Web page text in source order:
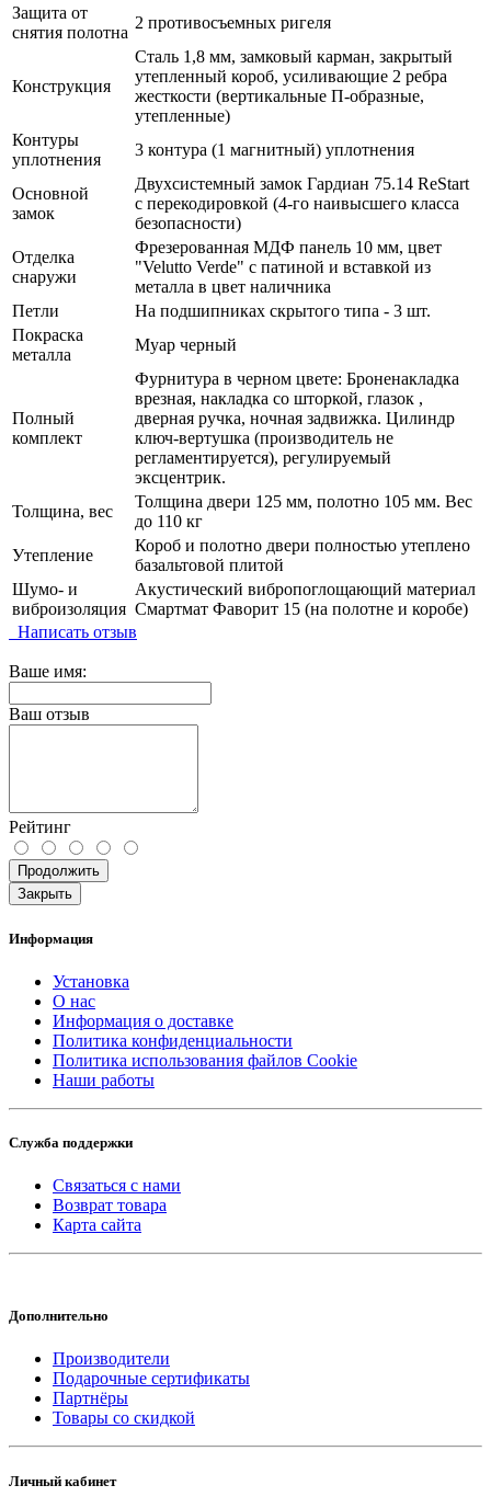
Защита от
снятия полотна
2 противосъемных ригеля
Конструкция
Сталь 1,8 мм, замковый карман, закрытый
утепленный короб, усиливающие 2 ребра
жесткости (вертикальные П-образные,
утепленные)
Контуры
уплотнения
3 контура (1 магнитный) уплотнения
Основной
замок
Двухсистемный замок Гардиан 75.14 ReStart
с перекодировкой (4-го наивысшего класса
безопасности)
Отделка
снаружи
Фрезерованная МДФ панель 10 мм, цвет
"Velutto Verde" с патиной и вставкой из
металла в цвет наличника
Петли
На подшипниках скрытого типа - 3 шт.
Покраска
металла
Муар черный
Полный
комплект
Фурнитура в черном цвете: Броненакладка
врезная, накладка со шторкой, глазок ,
дверная ручка, ночная задвижка. Цилиндр
ключ-вертушка (производитель не
регламентируется), регулируемый
эксцентрик.
Толщина, вес
Толщина двери 125 мм, полотно 105 мм. Вес
до 110 кг
Утепление
Короб и полотно двери полностью утеплено
базальтовой плитой
Шумо- и
виброизоляция
Акустический вибропоглощающий материал
Смартмат Фаворит 15 (на полотне и коробе)
Написать отзыв
Ваше имя:
Ваш отзыв
Рейтинг
Продолжить
Закрыть
Информация
Установка
О нас
Информация о доставке
Политика конфиденциальности
Политика использования файлов Cookie
Наши работы
Служба поддержки
Связаться с нами
Возврат товара
Карта сайта
Дополнительно
Производители
Подарочные сертификаты
Партнёры
Товары со скидкой
Личный кабинет